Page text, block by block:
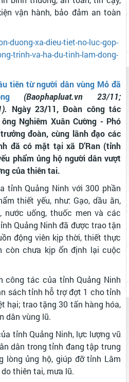
vận hành, bảo đảm an toàn
duong-xa-dieu-tiet-no-luc-gop-
trinh-va-ha-du-tinh-lam-dong-
tiên từ người dân vùng Mỏ đã
(Baophapluat.vn 23/11;
Ngày 23/11, Đoàn công tác
Nghiêm Xuân Cường - Phó
đoàn, cùng lãnh đạo các
đã có mặt tại xã D’Ran (tỉnh
phẩm ủng hộ người dân vượt
của thiên tai.
tỉnh Quảng Ninh với 300 phần
thiết yếu, như: Gạo, dầu ăn,
nước uống, thuốc men và các
Quảng Ninh đã được trao tận
động viên kịp thời, thiết thực
còn chưa kịp ổn định lại cuộc
công tác của tỉnh Quảng Ninh
sách tỉnh hỗ trợ đợt 1 cho tỉnh
hại; trao tặng 30 tấn hàng hóa,
dân vùng lũ.
tỉnh Quảng Ninh, lực lượng vũ
dân trong tỉnh đang tập trung
lòng ủng hộ, giúp đỡ tỉnh Lâm
thiên tai, mưa lũ.